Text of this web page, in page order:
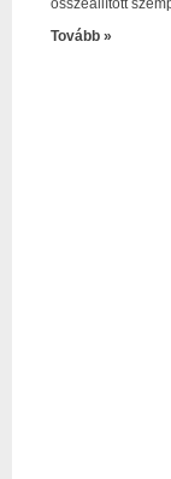
összeállított
Tovább »